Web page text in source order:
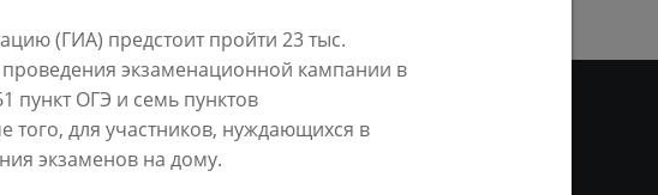
(ГИА) предстоит пройти 23 тыс.
экзаменационной кампании в
пункт ОГЭ и семь пунктов
того, для участников, нуждающихся в
экзаменов на дому.